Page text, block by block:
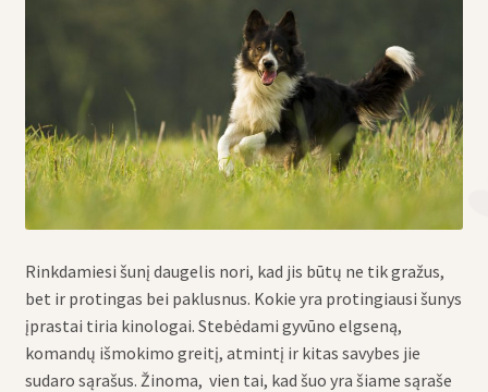
Rinkdamiesi šunį daugelis nori, kad jis būtų ne tik gražus,
bet ir protingas bei paklusnus. Kokie yra protingiausi šunys
įprastai tiria kinologai. Stebėdami gyvūno elgseną,
komandų išmokimo greitį, atmintį ir kitas savybes jie
sudaro sąrašus. Žinoma, vien tai, kad šuo yra šiame sąraše